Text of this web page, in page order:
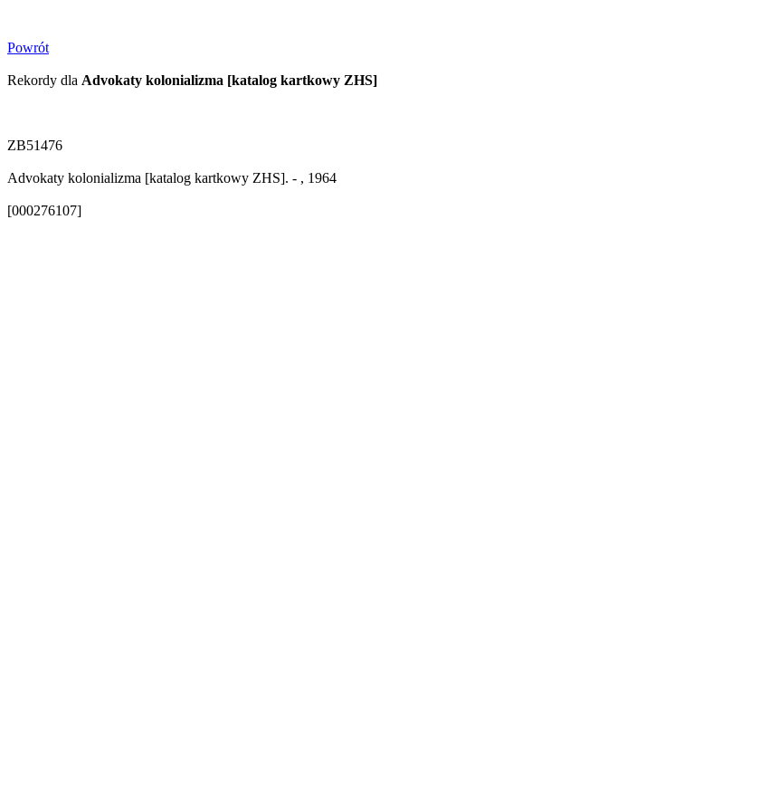
Powrót
Rekordy dla Advokaty kolonializma [katalog kartkowy ZHS]
ZB51476
Advokaty kolonializma [katalog kartkowy ZHS]. - , 1964
[000276107]